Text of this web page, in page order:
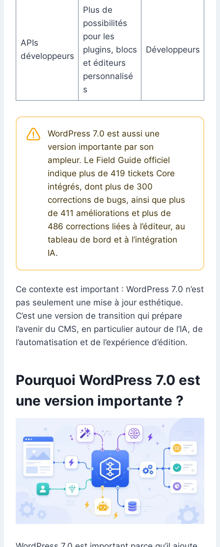
APIs
développeurs
Plus de
possibilités
pour les
plugins, blocs
et éditeurs
personnalisé
s
Développeurs
WordPress 7.0 est aussi une
version importante par son
ampleur. Le Field Guide officiel
indique plus de 419 tickets Core
intégrés, dont plus de 300
corrections de bugs, ainsi que plus
de 411 améliorations et plus de
486 corrections liées à l’éditeur, au
tableau de bord et à l’intégration
IA.
Ce contexte est important : WordPress 7.0 n’est
pas seulement une mise à jour esthétique.
C’est une version de transition qui prépare
l’avenir du CMS, en particulier autour de l’IA, de
l’automatisation et de l’expérience d’édition.
Pourquoi WordPress 7.0 est
une version importante ?